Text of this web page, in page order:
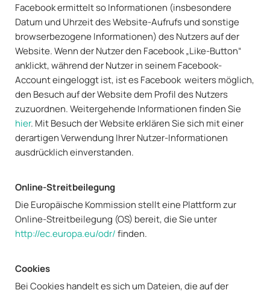
Facebook ermittelt so Informationen (insbesondere
Datum und Uhrzeit des Website-Aufrufs und sonstige
browserbezogene Informationen) des Nutzers auf der
Website. Wenn der Nutzer den Facebook „Like-Button“
anklickt, während der Nutzer in seinem Facebook-
Account eingeloggt ist, ist es Facebook weiters möglich,
den Besuch auf der Website dem Profil des Nutzers
zuzuordnen. Weitergehende Informationen finden Sie
hier. Mit Besuch der Website erklären Sie sich mit einer
derartigen Verwendung Ihrer Nutzer-Informationen
ausdrücklich einverstanden.
Online-Streitbeilegung
Die Europäische Kommission stellt eine Plattform zur
Online-Streitbeilegung (OS) bereit, die Sie unter
http://ec.europa.eu/odr/finden.
Cookies
Bei Cookies handelt es sich um Dateien, die auf der